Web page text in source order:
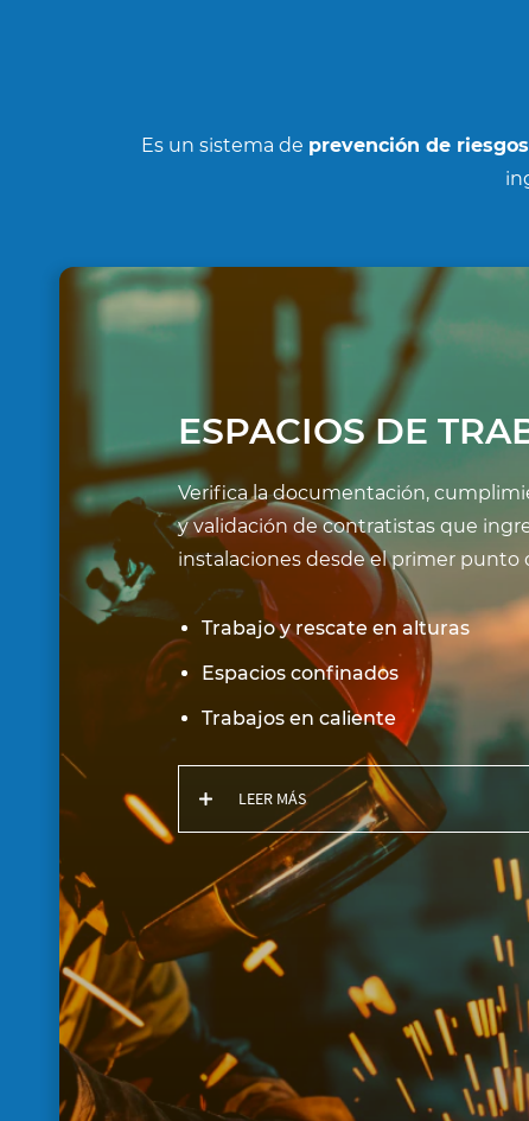
Es un sistema de prevención de
ESPACIOS DE
Verifica la documentación,
y validación de contratistas que
instalaciones desde el primer punto
Trabajo y rescate en alturas
Espacios confinados
Trabajos en caliente
LEER MÁS
Reducimos la exposición en
críticas de elevación y carga al
solo personal, contratistas y equipos
documentalmente conformes
habilitados.
Validación de licencias,
entrenamientos y aptitudes del